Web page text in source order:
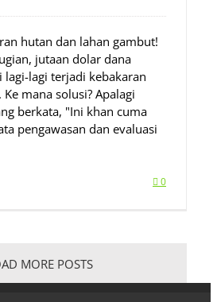
hutan dan lahan gambut!
jutaan dolar dana
lagi-lagi terjadi kebakaran
mana solusi? Apalagi
berkata, "Ini khan cuma
pengawasan dan evaluasi
0
MORE POSTS